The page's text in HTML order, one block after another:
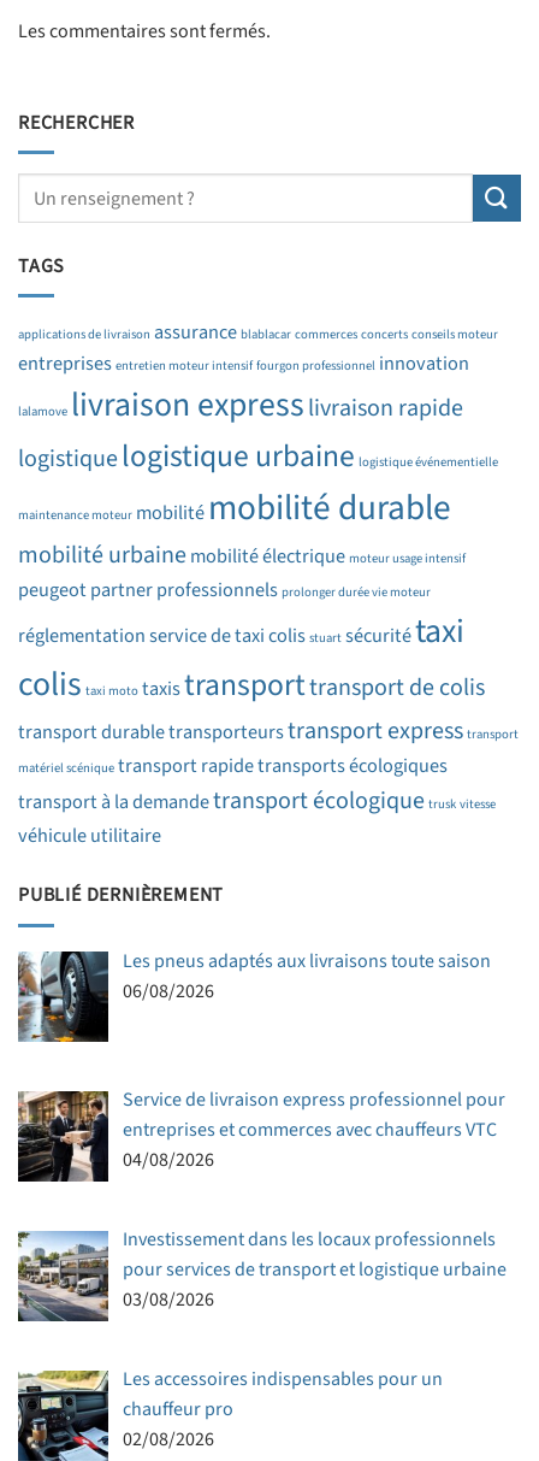
Les commentaires sont fermés.
RECHERCHER
TAGS
applications de livraison assurance blablacar commerces concerts conseils moteur
entreprises entretien moteur intensif fourgon professionnel innovation
lalamove livraison expresslivraison rapide
logistiquelogistique urbaine logistique événementielle
maintenance moteur mobilité mobilité durable
mobilité urbainemobilité électrique moteur usage intensif
peugeot partnerprofessionnels prolonger durée vie moteur
réglementationservice de taxi colis stuart sécuritétaxi
colis taxi moto taxistransporttransport de colis
transport durabletransporteurstransport express transport
matériel scénique transport rapidetransports écologiques
transport à la demandetransport écologique trusk vitesse
véhicule utilitaire
PUBLIÉ DERNIÈREMENT
Les pneus adaptés aux livraisons toute saison
06/08/2026
Service de livraison express professionnel pour
entreprises et commerces avec chauffeurs VTC
04/08/2026
Investissement dans les locaux professionnels
pour services de transport et logistique urbaine
03/08/2026
Les accessoires indispensables pour un
chauffeur pro
02/08/2026